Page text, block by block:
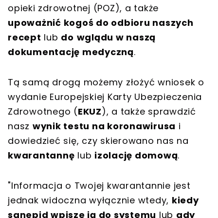
opieki zdrowotnej (POZ), a także
upoważnić kogoś do odbioru naszych
recept lub do wglądu w naszą
dokumentację medyczną.
Tą samą drogą możemy złożyć wniosek o
wydanie Europejskiej Karty Ubezpieczenia
Zdrowotnego (EKUZ), a także sprawdzić
nasz wynik testu na koronawirusa i
dowiedzieć się, czy skierowano nas na
kwarantannę lub izolację domową.
"Informacja o Twojej kwarantannie jest
jednak widoczna wyłącznie wtedy, kiedy
sanepid wpisze ją do systemu lub gdy